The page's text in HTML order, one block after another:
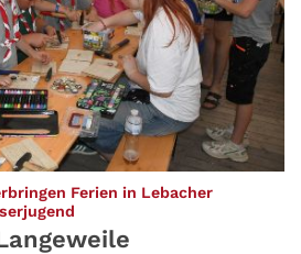
Ferien in Lebacher